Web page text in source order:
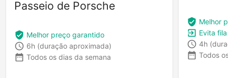
Passeio de Porsche
Melhor preço garantido
6h (duração aproximada)
Todos os dias da semana
Melhor
Evita
4h
Todos